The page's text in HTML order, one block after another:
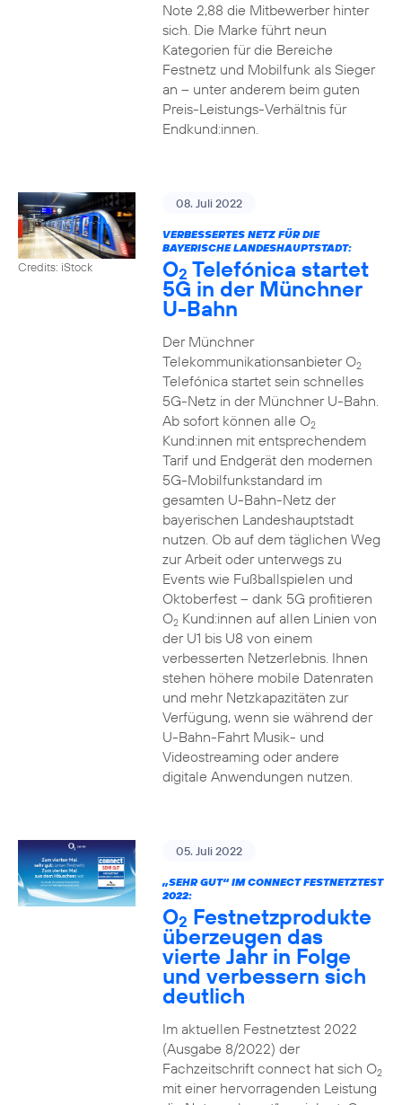
Note 2,88 die Mitbewerber hinter
sich. Die Marke führt neun
Kategorien für die Bereiche
Festnetz und Mobilfunk als Sieger
an – unter anderem beim guten
Preis-Leistungs-Verhältnis für
Endkund:innen.
Credits: iStock
08. Juli 2022
VERBESSERTES NETZ FÜR DIE
BAYERISCHE LANDESHAUPTSTADT:
O2 Telefónica startet
5G in der Münchner
U-Bahn
Der Münchner
Telekommunikationsanbieter O2
Telefónica startet sein schnelles
5G-Netz in der Münchner U-Bahn.
Ab sofort können alle O2
Kund:innen mit entsprechendem
Tarif und Endgerät den modernen
5G-Mobilfunkstandard im
gesamten U-Bahn-Netz der
bayerischen Landeshauptstadt
nutzen. Ob auf dem täglichen Weg
zur Arbeit oder unterwegs zu
Events wie Fußballspielen und
Oktoberfest – dank 5G profitieren
O2Kund:innen auf allen Linien von
der U1 bis U8 von einem
verbesserten Netzerlebnis. Ihnen
stehen höhere mobile Datenraten
und mehr Netzkapazitäten zur
Verfügung, wenn sie während der
U-Bahn-Fahrt Musik- und
Videostreaming oder andere
digitale Anwendungen nutzen.
05. Juli 2022
„SEHR GUT“ IM CONNECT FESTNETZTEST
2022:
O2 Festnetzprodukte
überzeugen das
vierte Jahr in Folge
und verbessern sich
deutlich
Im aktuellen Festnetztest 2022
(Ausgabe 8/2022) der
Fachzeitschrift connect hat sich O2
mit einer hervorragenden Leistung